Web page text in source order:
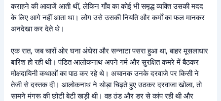
कराहने की आवाजें आती थीं, लेकिन गाँव का कोई भी समृद्ध व्यक्ति उसकी मदद
के लिए आगे नहीं आता था। लोग उसे उसकी नियति और कर्मों का फल मानकर
अनदेखा कर देते थे।
एक रात, जब चारों ओर घना अंधेरा और सन्नाटा पसरा हुआ था, बाहर मूसलाधार
बारिश हो रही थी। पंडित आलोकनाथ अपने गर्म और सुरक्षित कमरे में बैठकर
मोक्षदायिनी कथाओं का पाठ कर रहे थे। अचानक उनके दरवाजे पर किसी ने
तेजी से दस्तक दी। आलोकनाथ ने थोड़ा चिढ़ते हुए उठकर दरवाजा खोला, तो
सामने मंगरू की छोटी बेटी खड़ी थी। वह ठंड और डर से कांप रही थी और